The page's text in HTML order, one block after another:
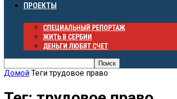
ПРОЕКТЫ
СПЕЦИАЛЬНЫЙ РЕПОРТАЖ
ЖИТЬ В СЕРБИИ
ДЕНЬГИ ЛЮБЯТ СЧЕТ
Домой Теги трудовое право